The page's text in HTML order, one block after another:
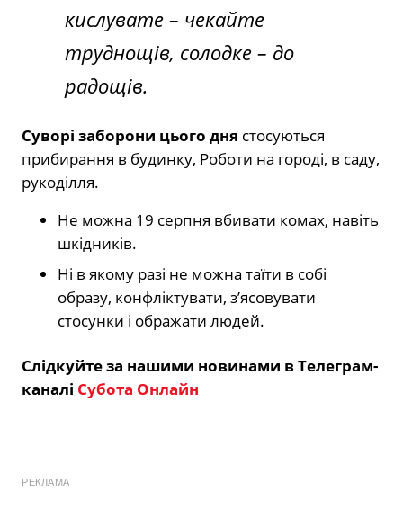
кислувате – чекайте
труднощів, солодке – до
радощів.
Суворі заборони цього дня стосуються
прибирання в будинку, Роботи на городі, в саду,
рукоділля.
Не можна 19 серпня вбивати комах, навіть
шкідників.
Ні в якому разі не можна таїти в собі
образу, конфліктувати, з’ясовувати
стосунки і ображати людей.
Слідкуйте за нашими новинами в Телеграм-
каналі Субота Онлайн
РЕКЛАМА